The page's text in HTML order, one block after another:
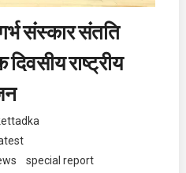
संस्कार संतति
राष्ट्रीय
special report